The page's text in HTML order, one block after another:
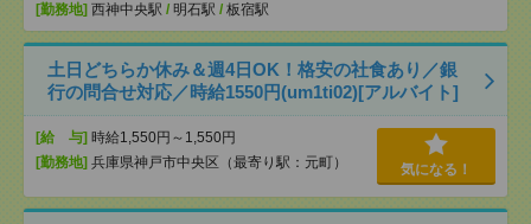
[勤務地] 西神中央駅 / 明石駅 / 板宿駅
土日どちらか休み＆週4日OK！格安の社食あり／銀
行の問合せ対応／時給1550円(um1ti02)[アルバイト]
[給 与] 時給1,550円～1,550円
[勤務地] 兵庫県神戸市中央区（最寄り駅：元町） 気になる！